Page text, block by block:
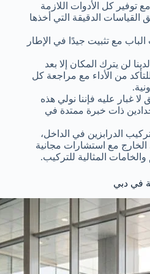
توفير كل الأدوات اللازمة
الدقيقة التي أخذها
مع تثبيت جيدًا في الإطار
لن يترك المكان إلا بعد
من الأداء مع مراجعة كل
غبار عليه فإننا نولي هذه
ذات خبرة ممتدة في
الدرابزين في الداخل،
الخارج مع استشارات مجانية
المثالية للتركيب.
في دبي